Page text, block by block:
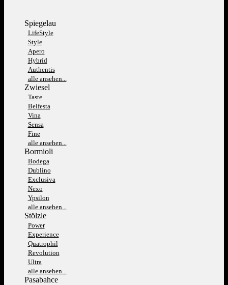
Spiegelau
LifeStyle
Style
Apero
Hybrid
Authentis
alle ansehen...
Zwiesel
Taste
Belfesta
Vina
Sensa
Fine
alle ansehen...
Bormioli
Bodega
Dublino
Exclusiva
Nexo
Ypsilon
alle ansehen...
Stölzle
Power
Experience
Quatrophil
Revolution
Ultra
alle ansehen...
Pasabahce